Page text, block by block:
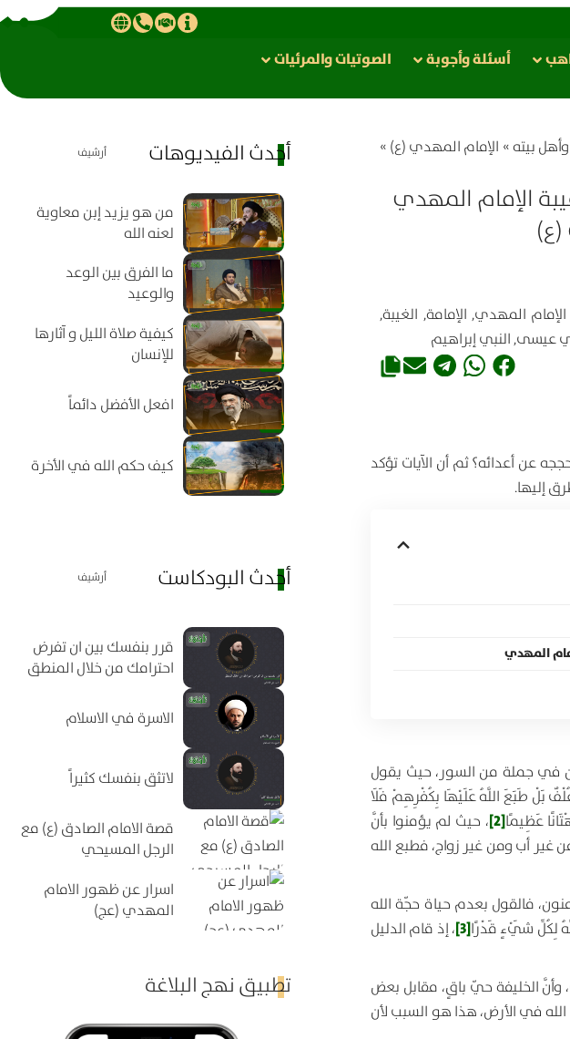
أسئلة وأجوبة الصوتیات والمرئیات
بيته» الإمام المهدي (ع) »
الإمام المهدي
الإمام المهدي, الإمامة, الغيبة,
عيسى,النبي إبراهيم
عن أعدائه؟ ثم أن الآيات تؤكد
إليها.
المهدي
في جملة من السور، حيث يقول
بَلْ طَبَعَ اللَّهُ عَلَيْهَا بِكُفْرِهِمْ فَلَا
عَظِيمًا[2] ، حيث لم يؤمنوا بأنَّ
أب ومن غير زواج، فطبع الله
فالقول بعدم حياة حجّة الله
لِكُلِّ شَيْءٍ قَدْرًا[3] ، إذ قام الدليل
الخليفة حيّ باقٍ، مقابل بعض
في الأرض، هذا هو السبب لأن
أحدث الفيديوهات أرشيف
من هو يزيد إبن معاوية
لعنه الله
ما الفرق بين الوعد
والوعيد
كيفية صلاة الليل و آثارها
للإنسان
افعل الأفضل دائماً
كيف حكم الله في الأخرة
أحدث البودكاست أرشيف
قرر بنفسك بين ان تفرض
احترامك من خلال المنطق
الاسرة في الاسلام
لاتثق بنفسك كثيراً
قصة الامام الصادق (ع) مع
الرجل المسيحي
اسرار عن ظهور الامام
المهدي (عج)
تطبيق نهج البلاغة